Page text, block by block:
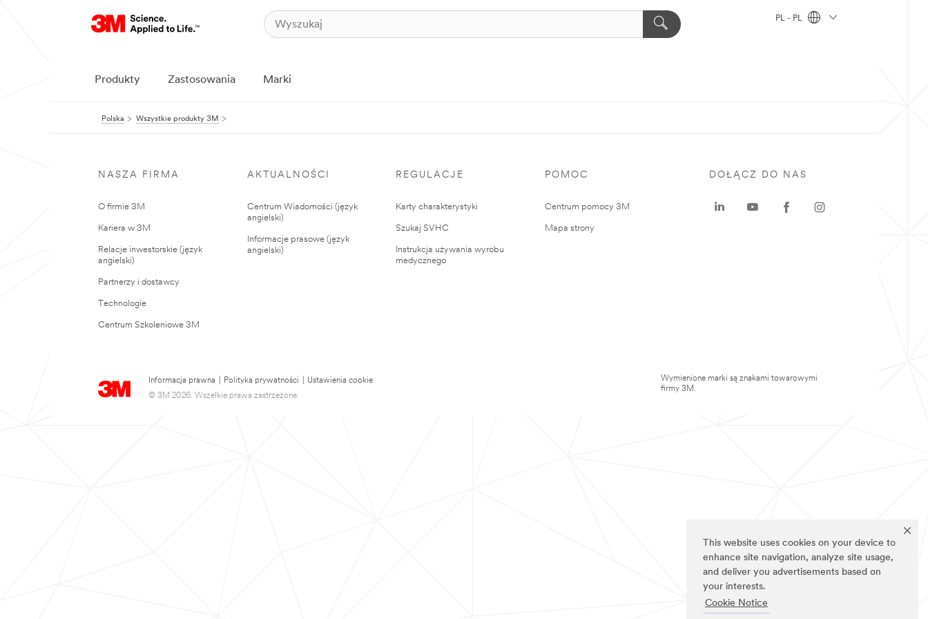
This website uses cookies on your device to
enhance site navigation, analyze site usage,
and deliver you advertisements based on
your interests.
Cookie Notice
PL - PL
Produkty Zastosowania Marki
Polska Wszystkie produkty 3M
NASZA FIRMA
O firmie 3M
Kariera w 3M
Relacje inwestorskie (język
angielski)
Partnerzy i dostawcy
Technologie
Centrum Szkoleniowe 3M
AKTUALNOŚCI
Centrum Wiadomości (język
angielski)
Informacje prasowe (język
angielski)
REGULACJE
Karty charakterystyki
Szukaj SVHC
Instrukcja używania wyrobu
medycznego
POMOC
Centrum pomocy 3M
Mapa strony
Informacja prawna Polityka prywatności
Ustawienia cookie
© 3M 2026. Wszelkie prawa zastrzeżone.
DOŁĄCZ DO NAS
Wymienione marki są znakami towarowymi
firmy 3M.